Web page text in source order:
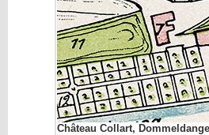
Château Collart,